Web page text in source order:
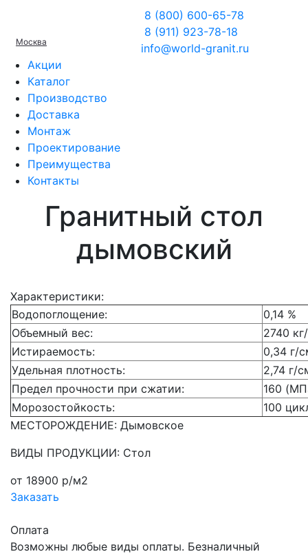
Москва
8 (800) 600-65-78
8 (911) 923-78-18
info@world-granit.ru
Акции
Каталог
Производство
Доставка
Монтаж
Проектирование
Преимущества
Контакты
Гранитный стол
дымовский
Характеристики:
Водопоглощение:
0,14 %
Объемный вес:
2740
Истираемость:
0,34 г/
Удельная плотность:
2,74 г/
Предел прочности при сжатии:
160
Морозостойкость:
100
МЕСТОРОЖДЕНИЕ: Дымовское
ВИДЫ ПРОДУКЦИИ: Стол
от 18900 р/м2
Заказать
Оплата
Возможны любые виды оплаты. Безналичный